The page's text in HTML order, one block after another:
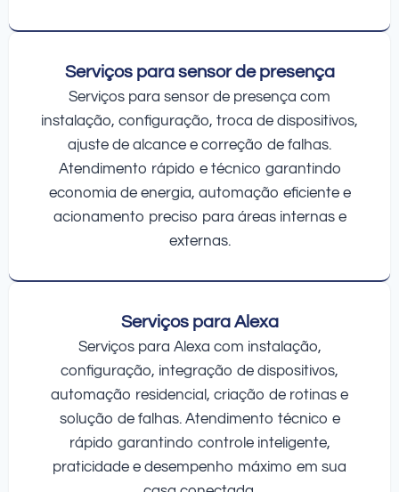
Serviços para sensor de presença
Serviços para sensor de presença com
instalação, configuração, troca de dispositivos,
ajuste de alcance e correção de falhas.
Atendimento rápido e técnico garantindo
economia de energia, automação eficiente e
acionamento preciso para áreas internas e
externas.
Serviços para Alexa
Serviços para Alexa com instalação,
configuração, integração de dispositivos,
automação residencial, criação de rotinas e
solução de falhas. Atendimento técnico e
rápido garantindo controle inteligente,
praticidade e desempenho máximo em sua